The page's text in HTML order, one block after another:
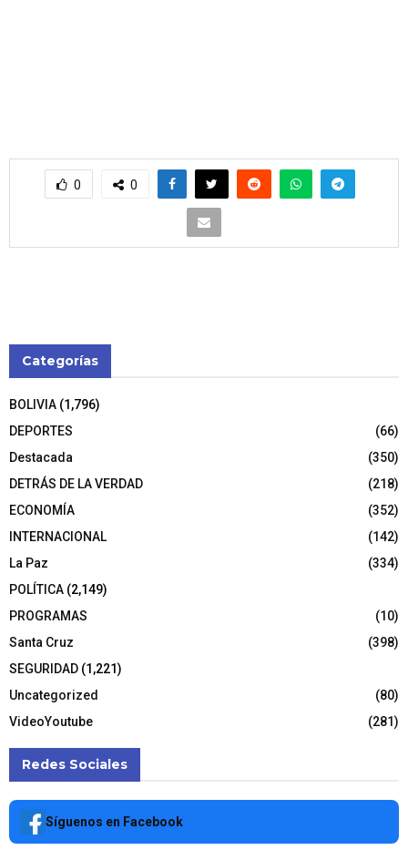
0 0
Categorías
BOLIVIA (1,796)
DEPORTES
(66)
Destacada
(350)
DETRÁS DE LA VERDAD
(218)
ECONOMÍA
(352)
INTERNACIONAL
(142)
La Paz
(334)
POLÍTICA (2,149)
PROGRAMAS
(10)
Santa Cruz
(398)
SEGURIDAD (1,221)
Uncategorized
(80)
VideoYoutube
(281)
Redes Sociales
Síguenos en Facebook